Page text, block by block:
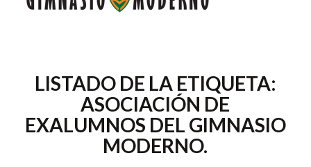
LISTADO DE LA ETIQUETA:
ASOCIACIÓN DE
EXALUMNOS DEL GIMNASIO
MODERNO.